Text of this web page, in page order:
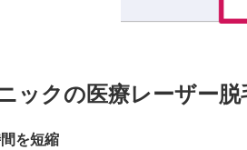
ックの医療レーザー脱
間を短縮